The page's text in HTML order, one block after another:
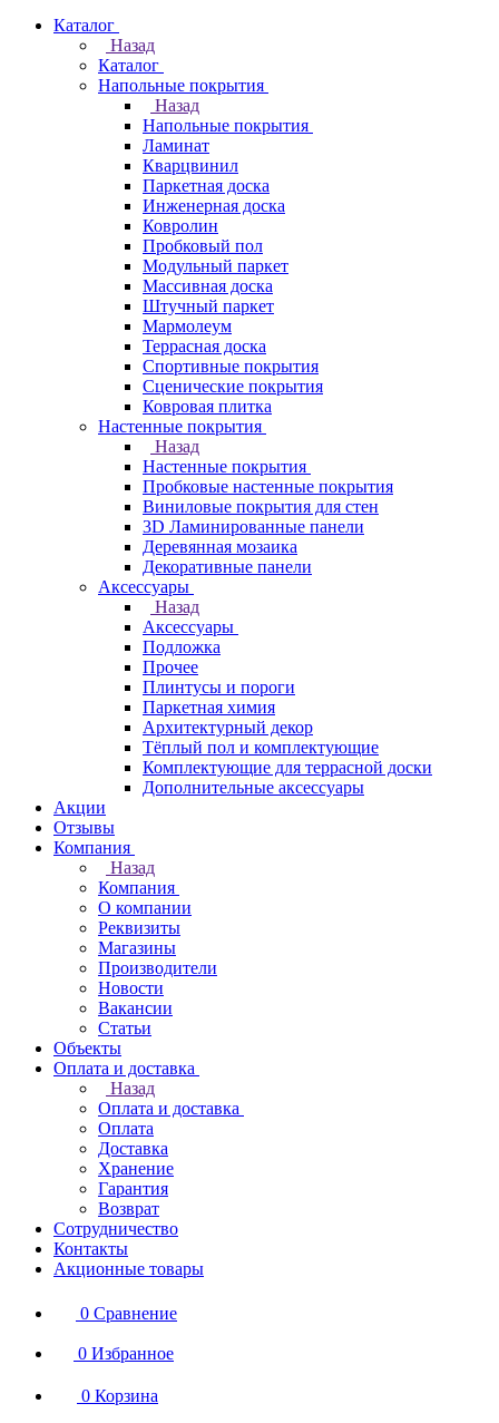
Каталог
Назад
Каталог
Напольные покрытия
Назад
Напольные покрытия
Ламинат
Кварцвинил
Паркетная доска
Инженерная доска
Ковролин
Пробковый пол
Модульный паркет
Массивная доска
Штучный паркет
Мармолеум
Террасная доска
Спортивные покрытия
Сценические покрытия
Ковровая плитка
Настенные покрытия
Назад
Настенные покрытия
Пробковые настенные покрытия
Виниловые покрытия для стен
3D Ламинированные панели
Деревянная мозаика
Декоративные панели
Аксессуары
Назад
Аксессуары
Подложка
Прочее
Плинтусы и пороги
Паркетная химия
Архитектурный декор
Тёплый пол и комплектующие
Комплектующие для террасной доски
Дополнительные аксессуары
Акции
Отзывы
Компания
Назад
Компания
О компании
Реквизиты
Магазины
Производители
Новости
Вакансии
Статьи
Объекты
Оплата и доставка
Назад
Оплата и доставка
Оплата
Доставка
Хранение
Гарантия
Возврат
Сотрудничество
Контакты
Акционные товары
0 Сравнение
0 Избранное
0 Корзина